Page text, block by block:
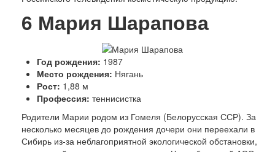
6 Мария Шарапова
Год рождения: 1987
Место рождения: Нягань
Рост: 1,88 м
Профессия: теннисистка
Родители Марии родом из Гомеля (Белорусская ССР). За
несколько месяцев до рождения дочери они переехали в
Сибирь из-за неблагоприятной экологической обстановки,